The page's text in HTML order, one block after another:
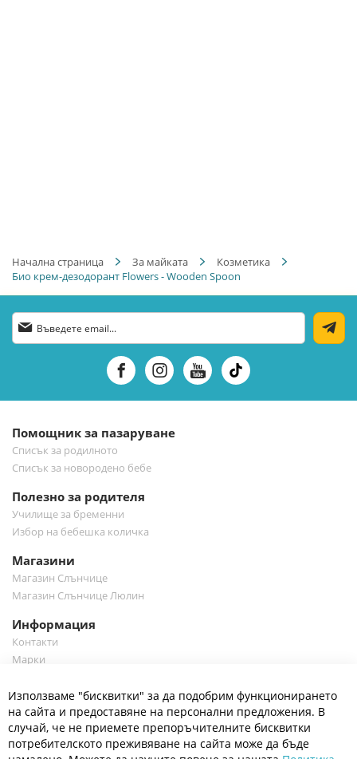
Начална страница За майката
Козметика
Био крем-дезодорант Flowers - Wooden Spoon
Абонирай
се
бюлетин:
Помощник за пазаруване
Списък за родилното
Списък за новородено бебе
Полезно за родителя
Училище за бременни
Избор на бебешка количка
Магазини
Магазин Слънчице
Магазин Слънчице Люлин
Информация
Контакти
Марки
Полезно
Общи условия
Политика за поверителност
Използваме "бисквитки" за да подобрим функционирането
на сайта и предоставяне на персонални предложения. В
случай, че не приемете препоръчителните бисквитки
потребителското преживяване на сайта може да бъде